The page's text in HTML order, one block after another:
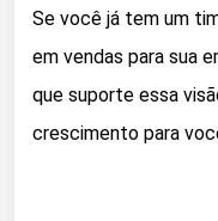
Se você já tem um
em vendas para sua
que suporte essa
crescimento para